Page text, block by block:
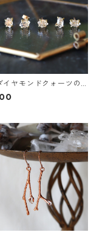
イヤモンドクォーツの
アス（一粒/片方）